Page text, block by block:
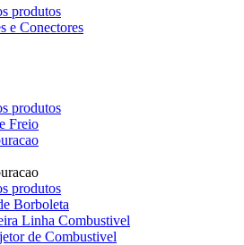
produtos
e Conectores
produtos
Freio
produtos
Borboleta
Linha Combustivel
de Combustivel